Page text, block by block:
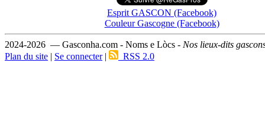
Esprit GASCON (Facebook)
Couleur Gascogne (Facebook)
2024-2026 — Gasconha.com - Noms e Lòcs - Nos lieux-dits
Plan du site | Se connecter| RSS 2.0